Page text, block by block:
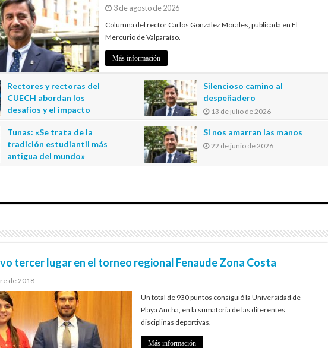
3 de agosto de 2026
Columna del rector Carlos González Morales, publicada en El
Mercurio de Valparaíso.
Más información
Rectores y rectoras del
CUECH abordan los
desafíos y el impacto
regional de la educación
Silencioso camino al
despeñadero
13 de julio de 2026
Tunas: «Se trata de la
tradición estudiantil más
antigua del mundo»
Si nos amarran las manos
22 de junio de 2026
tercer lugar en el torneo regional Fenaude Zona Costa
de 2018
Un total de 930 puntos consiguió la Universidad de
Playa Ancha, en la sumatoria de las diferentes
disciplinas deportivas.
Más información